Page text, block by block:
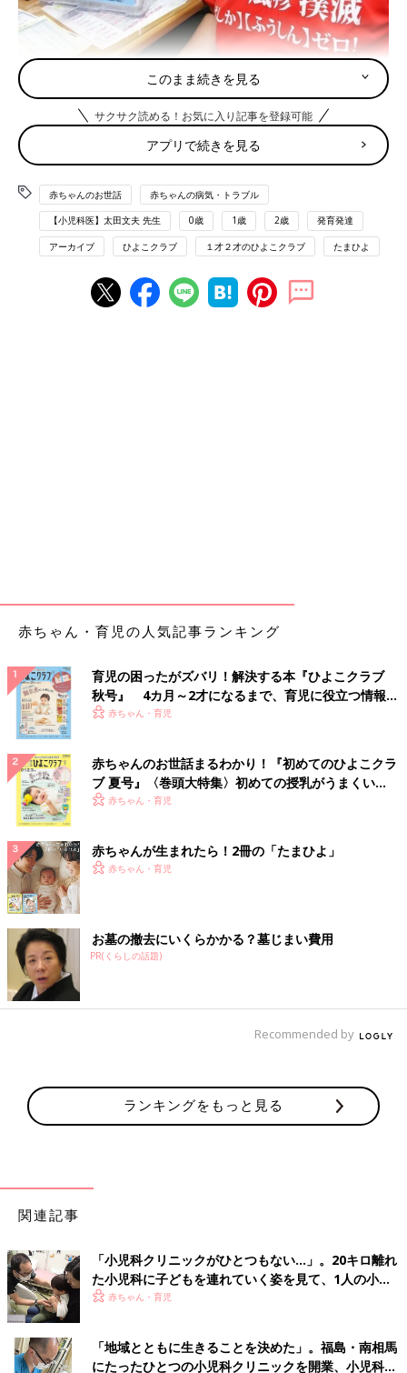
Profile
おおた小児科・院長。ワクチンで防げる病気から子どもを守りた
い小児科医。Ｂ級グルメめぐりが趣味。広島生まれのカープファ
ン。NPO法人VPDを知って、子どもを守ろうの会副理事長。
前の話
先天性風疹症候群の
母「地獄のような妊
娠期間のことを伝え
たい」・小児科医が
一覧
薬品誤飲事故。OD錠は
大量誤飲のリスクが
【小児科医】
このまま続きを見る
サクサク読める！お気に入り記事を登録可能
アプリで続きを見る
赤ちゃんのお世話 赤ちゃんの病気・トラブル
【小児科医】太田文夫 先生 0歳 1歳 2歳 発育発達
アーカイブ ひよこクラブ １才２才のひよこクラブ たまひよ
赤ちゃん・育児の人気記事ランキング
育児の困ったがズバリ！解決する本『ひよこクラブ
秋号』 4カ月～2才になるまで、育児に役立つ情報が
いっぱい！
赤ちゃん・育児
赤ちゃんのお世話まるわかり！『初めてのひよこクラ
ブ 夏号』〈巻頭大特集〉初めての授乳がうまくい
く！ おっぱい・ミルクの基本と夏のトラブル 解決テ
赤ちゃん・育児
赤ちゃんが生まれたら！2冊の「たまひよ」
赤ちゃん・育児
お墓の撤去にいくらかかる？墓じまい費用
PR(くらしの話題)
Recommended by
ランキングをもっと見る
関連記事
「小児科クリニックがひとつもない…」。20キロ離れ
た小児科に子どもを連れていく姿を見て、1人の小児
科医の決意
赤ちゃん・育児
「地域とともに生きることを決めた」。福島・南相馬
にたったひとつの小児科クリニックを開業、小児科医